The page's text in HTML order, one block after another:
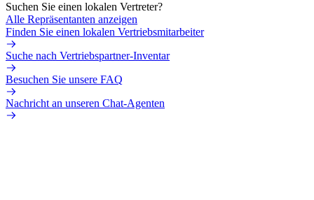
Suchen Sie einen lokalen Vertreter?
Alle Repräsentanten anzeigen
Finden Sie einen lokalen Vertriebsmitarbeiter
Suche nach Vertriebspartner-Inventar
Besuchen Sie unsere FAQ
Nachricht an unseren Chat-Agenten